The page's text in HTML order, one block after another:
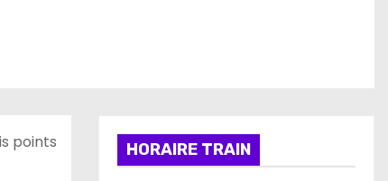
points
HORAIRE TRAIN